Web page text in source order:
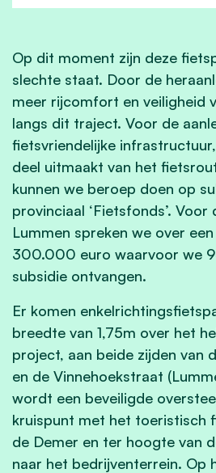
Op dit moment zijn deze
slechte staat. Door de
meer rijcomfort en veiligheid
langs dit traject. Voor de
fietsvriendelijke
deel uitmaakt van het
kunnen we beroep doen op
provinciaal ‘Fietsfonds’. Voor
Lummen spreken we over
300.000 euro waarvoor we
subsidie ontvangen.
Er komen
breedte van 1,75m over het
project, aan beide zijden van
en de Vinnehoekstraat
wordt een beveiligde
kruispunt met het toeristisch
de Demer en ter hoogte van
naar het bedrijventerrein. Op